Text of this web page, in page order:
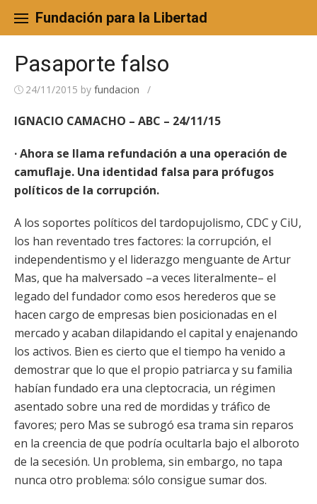
content
Fundación para la Libertad
Pasaporte falso
24/11/2015 by fundacion /
IGNACIO CAMACHO – ABC – 24/11/15
· Ahora se llama refundación a una operación de
camuflaje. Una identidad falsa para prófugos
políticos de la corrupción.
A los soportes políticos del tardopujolismo, CDC y CiU,
los han reventado tres factores: la corrupción, el
independentismo y el liderazgo menguante de Artur
Mas, que ha malversado –a veces literalmente– el
legado del fundador como esos herederos que se
hacen cargo de empresas bien posicionadas en el
mercado y acaban dilapidando el capital y enajenando
los activos. Bien es cierto que el tiempo ha venido a
demostrar que lo que el propio patriarca y su familia
habían fundado era una cleptocracia, un régimen
asentado sobre una red de mordidas y tráfico de
favores; pero Mas se subrogó esa trama sin reparos
en la creencia de que podría ocultarla bajo el alboroto
de la secesión. Un problema, sin embargo, no tapa
nunca otro problema: sólo consigue sumar dos.